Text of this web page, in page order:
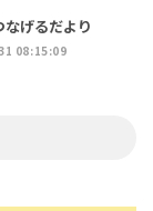
なげるだより
08:15:09